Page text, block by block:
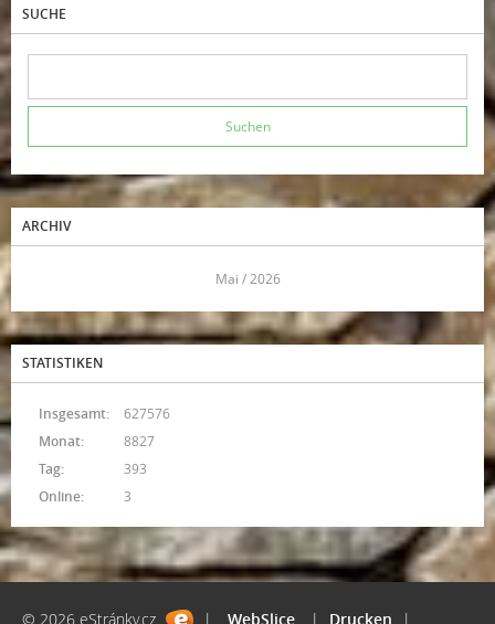
SUCHE
ARCHIV
Mai / 2026
STATISTIKEN
Online: 3
Insgesamt:
627576
Monat:
8827
Tag:
393
© 2026 eStránky.cz | WebSlice | Drucken |